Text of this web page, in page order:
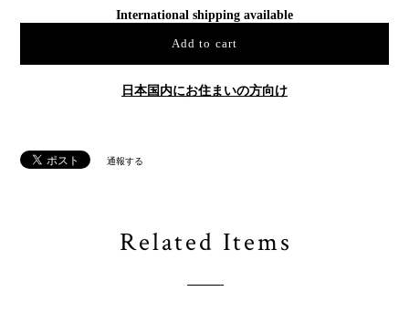
International shipping available
Add to cart
日本国内にお住まいの方向け
通報する
Related Items